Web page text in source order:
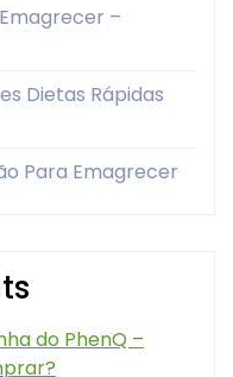
–
Dietas Rápidas
Para Emagrecer
do PhenQ –